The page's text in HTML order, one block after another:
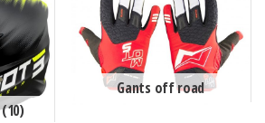
(10)
Gants off road